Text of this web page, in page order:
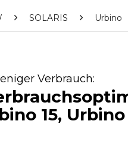
SOLARIS Urbino
Verbrauch:
15, Urbino